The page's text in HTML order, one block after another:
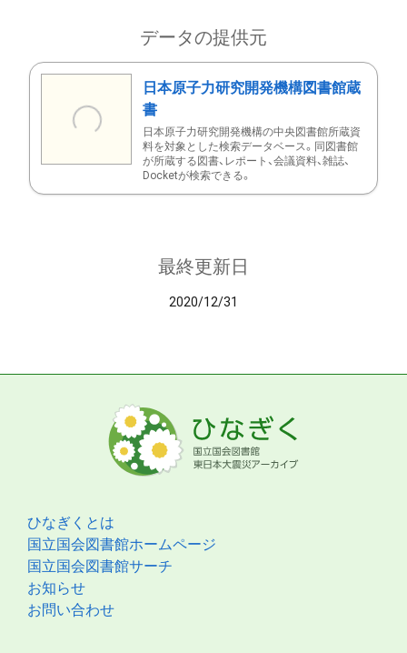
データの提供元
日本原子力研究開発機構図書館蔵
書
日本原子力研究開発機構の中央図書館所蔵資
料を対象とした検索データベース。同図書館
が所蔵する図書、レポート、会議資料、雑誌、
Docketが検索できる。
最終更新日
2020/12/31
ひなぎくとは
国立国会図書館ホームページ
国立国会図書館サーチ
お知らせ
お問い合わせ